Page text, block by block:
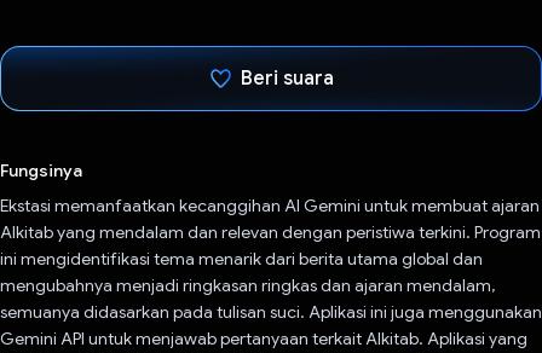
Beri suara
Fungsinya
Ekstasi memanfaatkan kecanggihan AI Gemini untuk membuat ajaran
Alkitab yang mendalam dan relevan dengan peristiwa terkini. Program
ini mengidentifikasi tema menarik dari berita utama global dan
mengubahnya menjadi ringkasan ringkas dan ajaran mendalam,
semuanya didasarkan pada tulisan suci. Aplikasi ini juga menggunakan
Gemini API untuk menjawab pertanyaan terkait Alkitab. Aplikasi yang